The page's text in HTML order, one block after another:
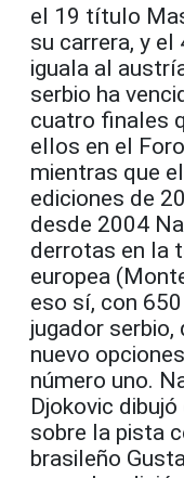
el 19 título
su carrera, y
iguala al
serbio ha
cuatro finales
ellos en el
mientras que
ediciones de
desde 2004
derrotas en la
europea
eso sí, con
jugador serbio,
nuevo
número uno.
Djokovic
sobre la pista
brasileño